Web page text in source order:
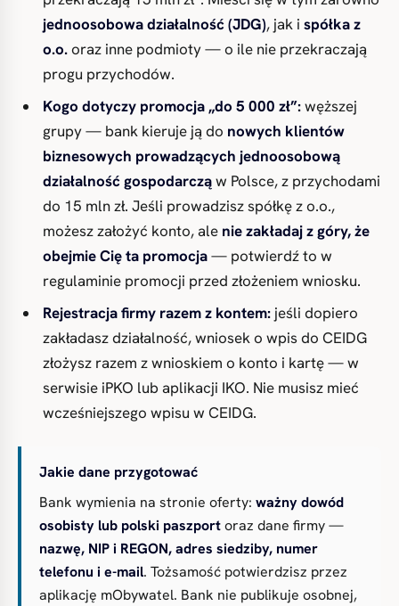
jednoosobowa działalność (JDG), jak i spółka z
o.o.oraz inne podmioty — o ile nie przekraczają
progu przychodów.
Kogo dotyczy promocja „do 5 000 zł”:węższej
grupy — bank kieruje ją do nowych klientów
biznesowych prowadzących jednoosobową
działalność gospodarcząw Polsce, z przychodami
do 15 mln zł. Jeśli prowadzisz spółkę z o.o.,
możesz założyć konto, ale nie zakładaj z góry, że
obejmie Cię ta promocja— potwierdź to w
regulaminie promocji przed złożeniem wniosku.
Rejestracja firmy razem z kontem: jeśli dopiero
zakładasz działalność, wniosek o wpis do CEIDG
złożysz razem z wnioskiem o konto i kartę — w
serwisie iPKO lub aplikacji IKO. Nie musisz mieć
wcześniejszego wpisu w CEIDG.
Jakie dane przygotować
Bank wymienia na stronie oferty: ważny dowód
osobisty lub polski paszportoraz dane firmy —
nazwę, NIP i REGON, adres siedziby, numer
telefonu i e-mail. Tożsamość potwierdzisz przez
aplikację mObywatel. Bank nie publikuje osobnej,